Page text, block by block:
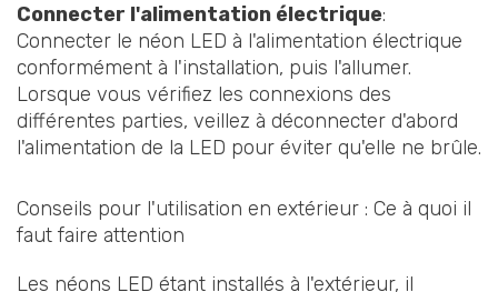
Connecter l'alimentation électrique:
Connecter le néon LED à l'alimentation électrique
conformément à l'installation, puis l'allumer.
Lorsque vous vérifiez les connexions des
différentes parties, veillez à déconnecter d'abord
l'alimentation de la LED pour éviter qu'elle ne brûle.
Conseils pour l'utilisation en extérieur : Ce à quoi il
faut faire attention
Les néons LED étant installés à l'extérieur, il